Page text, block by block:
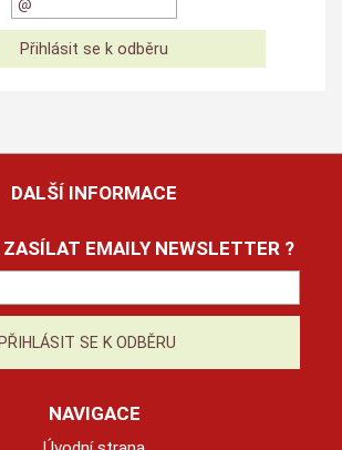
DALŠÍ INFORMACE
EMAILY NEWSLETTER ?
NAVIGACE